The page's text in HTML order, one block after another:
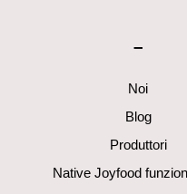
–
Noi
Blog
Produttori
Native Joyfood